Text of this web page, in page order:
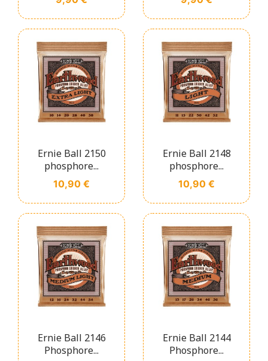
Ernie Ball 2150
phosphore...
Prix
10,90 €
Ernie Ball 2148
phosphore...
Prix
10,90 €
Ernie Ball 2146
Phosphore...
Ernie Ball 2144
Phosphore...